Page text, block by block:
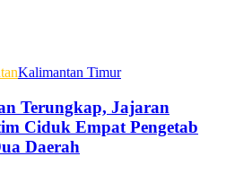
Kalimantan Timur
Terungkap, Jajaran
Ciduk Empat Pengetab
Daerah